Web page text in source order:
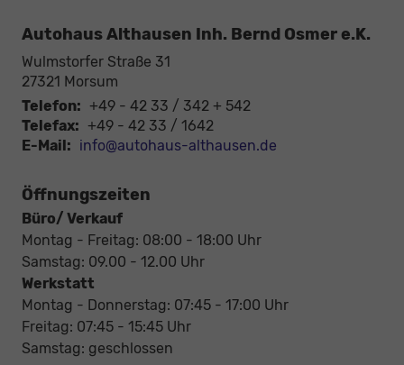
Autohaus Althausen Inh. Bernd Osmer e.K.
Wulmstorfer Straße 31
27321 Morsum
Telefon: +49 - 42 33 / 342 + 542
Telefax: +49 - 42 33 / 1642
E-Mail: info@autohaus-althausen.de
Öffnungszeiten
Büro/ Verkauf
Montag - Freitag: 08:00 - 18:00 Uhr
Samstag: 09.00 - 12.00 Uhr
Werkstatt
Montag - Donnerstag: 07:45 - 17:00 Uhr
Freitag: 07:45 - 15:45 Uhr
Samstag: geschlossen